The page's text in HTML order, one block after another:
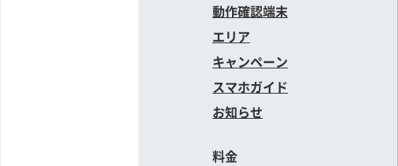
動作確認端末
エリア
キャンペーン
スマホガイド
お知らせ
料金